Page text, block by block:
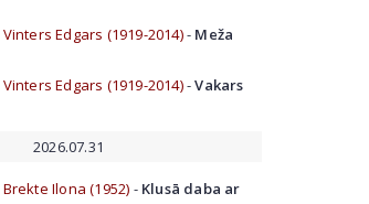
Vinters Edgars (1919-2014)- Meža
Vinters Edgars (1919-2014)-Vakars
2026.07.31
Brekte Ilona (1952) - Klusā daba ar